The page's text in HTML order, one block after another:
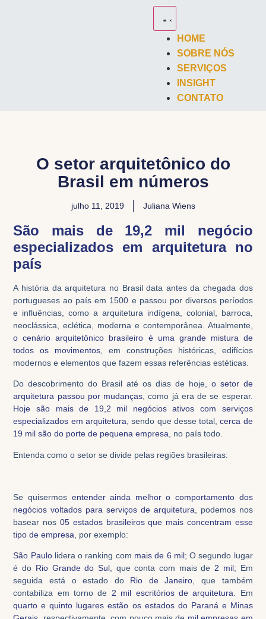
HOME
SOBRE NÓS
SERVIÇOS
INSIGHT
CONTATO
O setor arquitetônico do
Brasil em números
julho 11, 2019 Juliana Wiens
São mais de 19,2 mil negócio
especializados em arquitetura no
país
A história da arquitetura no Brasil data antes da chegada dos
portugueses ao país em 1500 e passou por diversos períodos
e influências, como a arquitetura indígena, colonial, barroca,
neoclássica, eclética, moderna e contemporânea. Atualmente,
o cenário arquitetônico brasileiro é uma grande mistura de
todos os movimentos
em construções históricas, edifícios
modernos e elementos que fazem essas referências estéticas.
Do descobrimento do Brasil até os dias de hoje, o setor de
arquitetura passou por mudanças, como já era de se esperar.
Hoje são mais de 19,2 mil negócios ativos com serviços
especializados em arquitetura, sendo que desse total,cerca de
19 mil são do porte de pequena empresa, no país todo.
Entenda como o setor se divide pelas regiões brasileiras:
Se quisermos entender ainda melhor o comportamento dos
negócios voltados para serviços de arquitetura , podemos nos
basear nos 05 estados brasileiros que mais concentram esse
tipo de empresa , por exemplo:
São Paulolidera o ranking com mais de 6 mil; O segundo lugar
é do Rio Grande do Sul, que conta com mais de 2 mil; Em
seguida está o estado do Rio de Janeiro , que também
contabiliza em torno de 2 mil escritórios de arquitetura . Em
quarto e quinto lugares estão os estados do Paraná e Minas